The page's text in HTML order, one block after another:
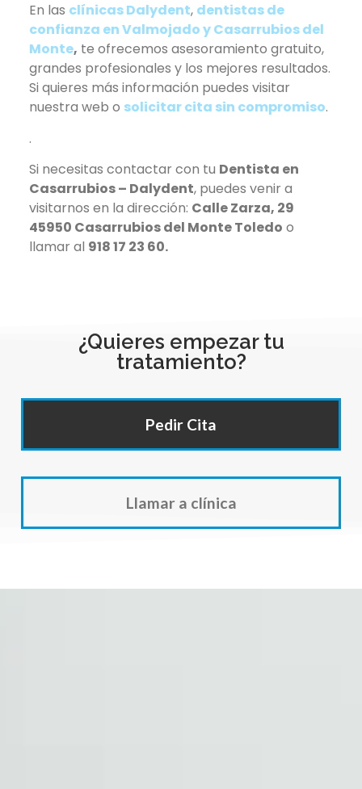
En las clínicas Dalydent, dentistas de
confianza en Valmojado y Casarrubios del
Monte, te ofrecemos asesoramiento gratuito,
grandes profesionales y los mejores resultados.
Si quieres más información puedes visitar
nuestra web o solicitar cita sin compromiso.
.
Si necesitas contactar con tu Dentista en
Casarrubios – Dalydent, puedes venir a
visitarnos en la dirección: Calle Zarza, 29
45950 Casarrubios del Monte Toledo o
llamar al 918 17 23 60.
¿Quieres empezar tu
tratamiento?
Pedir Cita
Llamar a clínica